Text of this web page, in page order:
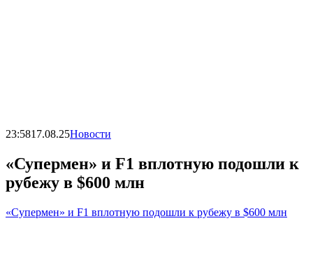
23:5817.08.25Новости
«Супермен» и F1 вплотную подошли к
рубежу в $600 млн
«Супермен» и F1 вплотную подошли к рубежу в $600 млн